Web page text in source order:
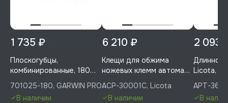
1 735 ₽
Плоскогубцы,
комбинированные, 180
мм, GARWIN PRO,
701025-180
701025-180, GARWIN PRO
В наличии
6 210 ₽
Клещи для обжима
ножевых клемм автомат,
Licota, ACP-30001C
ACP-30001C, Licota
В наличии
2 093
Licota,
APT-
В